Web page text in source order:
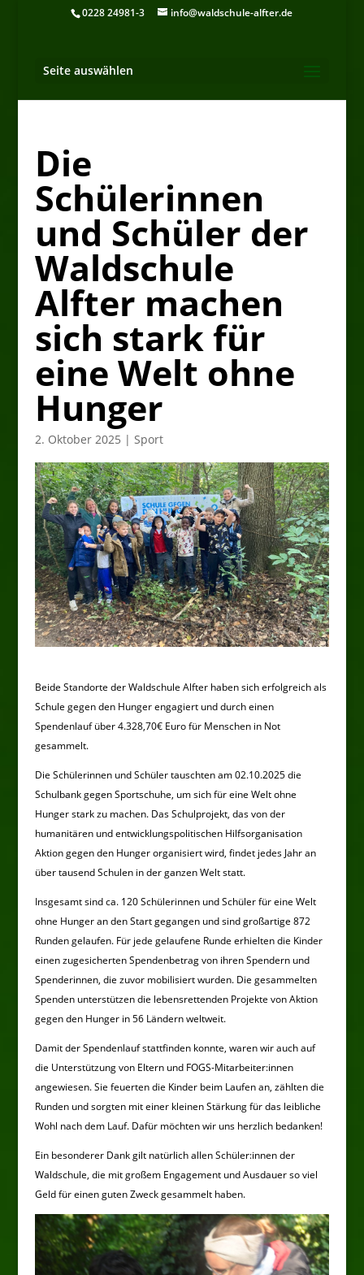
0228 24981-3 info@waldschule-alfter.de
Seite auswählen
Die
Schülerinnen
und Schüler der
Waldschule
Alfter machen
sich stark für
eine Welt ohne
Hunger
2. Oktober 2025 | Sport
Beide Standorte der Waldschule Alfter haben sich erfolgreich als
Schule gegen den Hunger engagiert und durch einen
Spendenlauf über 4.328,70€ Euro für Menschen in Not
gesammelt.
Die Schülerinnen und Schüler tauschten am 02.10.2025 die
Schulbank gegen Sportschuhe, um sich für eine Welt ohne
Hunger stark zu machen. Das Schulprojekt, das von der
humanitären und entwicklungspolitischen Hilfsorganisation
Aktion gegen den Hunger organisiert wird, findet jedes Jahr an
über tausend Schulen in der ganzen Welt statt.
Insgesamt sind ca. 120 Schülerinnen und Schüler für eine Welt
ohne Hunger an den Start gegangen und sind großartige 872
Runden gelaufen. Für jede gelaufene Runde erhielten die Kinder
einen zugesicherten Spendenbetrag von ihren Spendern und
Spenderinnen, die zuvor mobilisiert wurden. Die gesammelten
Spenden unterstützen die lebensrettenden Projekte von Aktion
gegen den Hunger in 56 Ländern weltweit.
Damit der Spendenlauf stattfinden konnte, waren wir auch auf
die Unterstützung von Eltern und FOGS-Mitarbeiter:innen
angewiesen. Sie feuerten die Kinder beim Laufen an, zählten die
Runden und sorgten mit einer kleinen Stärkung für das leibliche
Wohl nach dem Lauf. Dafür möchten wir uns herzlich bedanken!
Ein besonderer Dank gilt natürlich allen Schüler:innen der
Waldschule, die mit großem Engagement und Ausdauer so viel
Geld für einen guten Zweck gesammelt haben.